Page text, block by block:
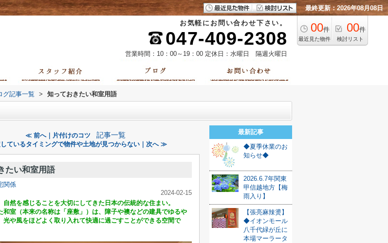
最終更新：2026年08月08日
お気軽にお問い合わせ下さい。
047-409-2308
営業時間：10：00～19：00 定休日：水曜日 隔週火曜日
00件
最近見た物件
00件
検討リスト
グ記事一覧 > 知っておきたい和室用語
≪ 前へ｜片付けのコツ 記事一覧
ているタイミングで物件や土地が見つからない｜次へ ≫
たい和室用語
関係
2024-02-15
自然を感じることを大切にしてきた日本の伝統的な住まい。
和室（本来の名称は「座敷」）は、障子や襖などの建具でゆるや
光や風をほどよく取り入れて快適に過ごすことができる空間で
最新記事
◆夏季休業のお
知らせ◆
2026.6.7年関東
甲信越地方【梅
雨入り】
【張亮麻辣燙】
◆イオンモール
八千代緑が丘に
本場マーラータ